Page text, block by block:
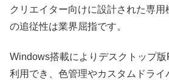
クリエイター向けに設計された専
の追従性は業界屈指です。
Windows搭載によりデスクトップ版
利用でき、色管理やカスタムドライ